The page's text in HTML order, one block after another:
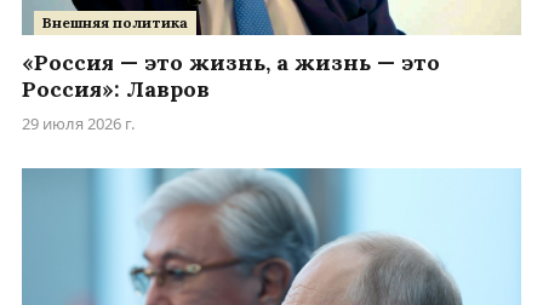
Внешняя политика
«Россия — это жизнь, а жизнь — это
Россия»: Лавров
29 июля 2026 г.